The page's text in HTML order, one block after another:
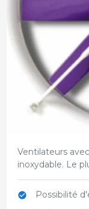
Ventilateurs
inoxydable. Le
Possibilité